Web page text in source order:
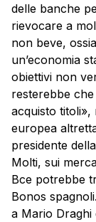
delle banche
rievocare a
non beve,
un’economia
obiettivi non
resterebbe
acquisto titoli»,
europea
presidente
Molti, sui
Bce potrebbe
Bonos
a Mario Draghi